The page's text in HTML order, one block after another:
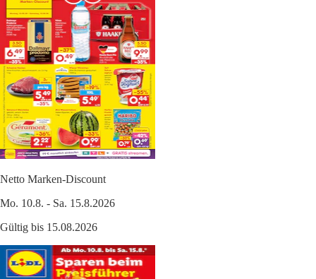
Netto Marken-Discount
Mo. 10.8. - Sa. 15.8.2026
Gültig bis 15.08.2026